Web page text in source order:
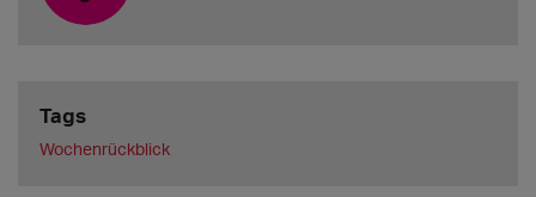
Tags
Wochenrückblick